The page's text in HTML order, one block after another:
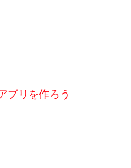
プリを作ろう